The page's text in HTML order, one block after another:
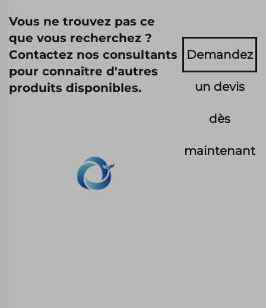
Vous ne trouvez pas ce
que vous recherchez ?
Contactez nos consultants
pour connaître d'autres
produits disponibles.
Demandez
un devis
dès
maintenant